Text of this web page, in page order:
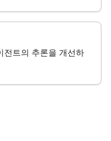
전트의 추론을 개선하